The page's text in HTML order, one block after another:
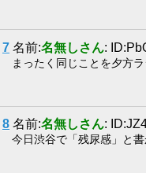
7 名前:名無しさん:
まったく同じことを夕方ラ
8 名前:名無しさん:
今日渋谷で「残尿感」と